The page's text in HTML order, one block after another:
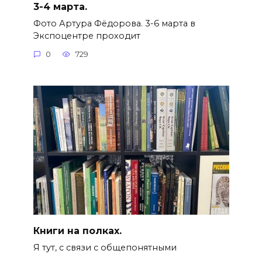
3-4 марта.
Фото Артура Фёдорова. 3-6 марта в
Экспоцентре проходит
0 729
Книги на полках.
Я тут, с связи с общепонятными